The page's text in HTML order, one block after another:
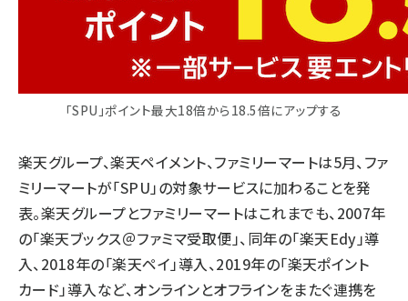
「SPU」ポイント最大18倍から18.5倍にアップする
楽天グループ、楽天ペイメント、ファミリーマートは5月、ファ
ミリーマートが「SPU」の対象サービスに加わることを発
表。楽天グループとファミリーマートはこれまでも、2007年
の「楽天ブックス＠ファミマ受取便」、同年の「楽天Edy」導
入、2018年の「楽天ペイ」導入、2019年の「楽天ポイント
カード」導入など、オンラインとオフラインをまたぐ連携を